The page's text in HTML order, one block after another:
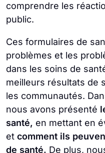
comprendre les
public.
Ces formulaires de
problèmes et les
dans les soins de
meilleurs résultats de
les communautés.
nous avons présenté
santé, en mettant en
et comment ils
de santé. De plus,